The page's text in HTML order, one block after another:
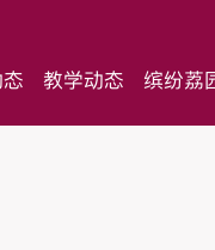
教学动态 缤纷荔